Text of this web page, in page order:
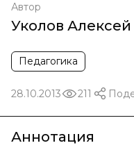
Автор
Уколов
Педагогика
28.10.2013 211
Аннотация